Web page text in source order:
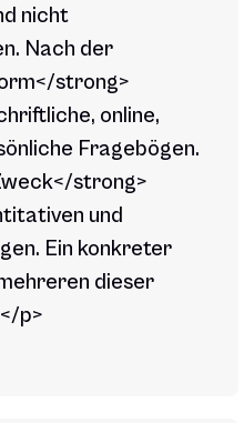
nicht
Nach der
strong>
online,
Fragebögen.
strong>
und
Ein konkreter
dieser
p>